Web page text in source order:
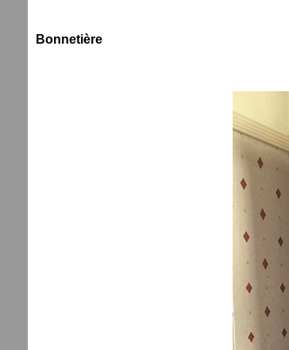
Bonnetière